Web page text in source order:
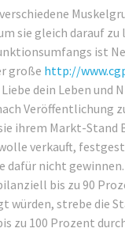
sie gleich darauf zu
ist
große http://
dein Leben und
Veröffentlichung
ihrem Markt-Stand
verkauft,
dafür nicht
bis zu 90
würden, strebe die
zu 100 Prozent